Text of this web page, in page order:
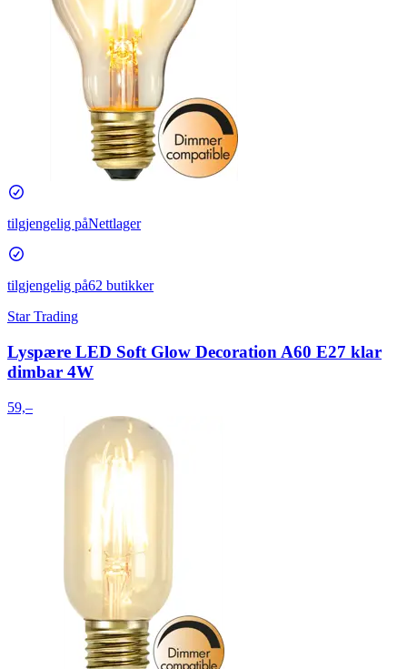
tilgjengelig påNettlager
tilgjengelig på62 butikker
Star Trading
Lyspære LED Soft Glow Decoration A60 E27 klar
dimbar 4W
59,–